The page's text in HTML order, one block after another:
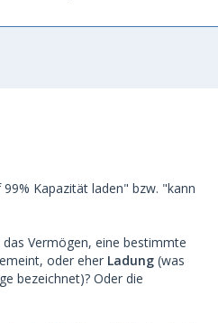
Kapazität laden" bzw. "kann
das Vermögen, eine bestimmte
oder eher Ladung (was
bezeichnet)? Oder die